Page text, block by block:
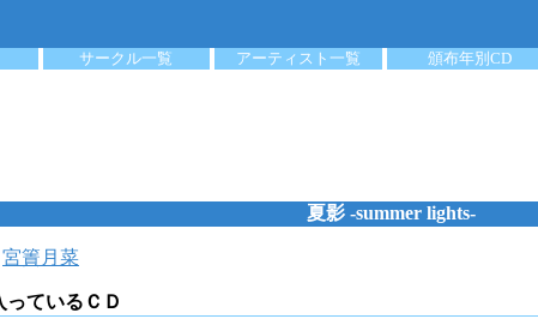
サークル一覧 アーティスト一覧 頒布年別CD
夏影 -summer lights-
宮簀月菜
っているＣＤ